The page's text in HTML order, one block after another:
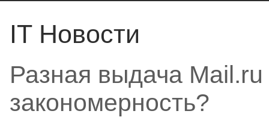
IT Новости
Разная выдача
закономерность?